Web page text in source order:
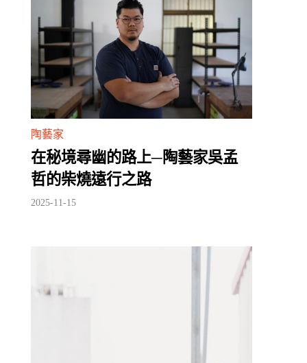
陶藝家
在秘境尋幽的路上─陶藝家吳孟
哲的柴燒遠行之路
2025-11-15